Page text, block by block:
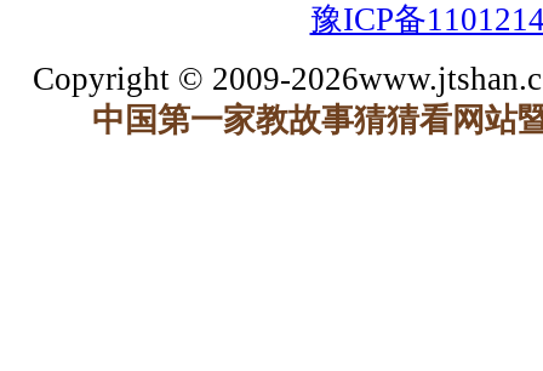
豫ICP备
Copyright © 2009-
中国第一家教故事猜猜看网站